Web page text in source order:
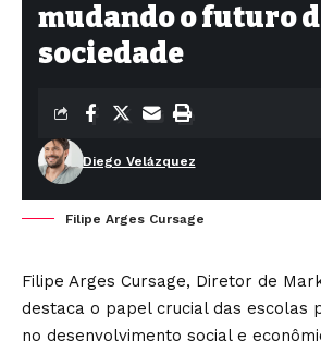
mudando o futuro
sociedade
Diego Velázquez
Filipe Arges Cursage
Filipe Arges Cursage, Diretor de
destaca o papel crucial das escolas
no desenvolvimento social e